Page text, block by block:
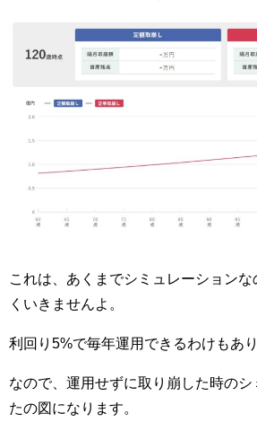
これは、あくまでシミュレーション
くいきませんよ。
利回り5%で毎年運用できるわけもあ
なので、運用せずに取り崩した時のシ
たの図になります。